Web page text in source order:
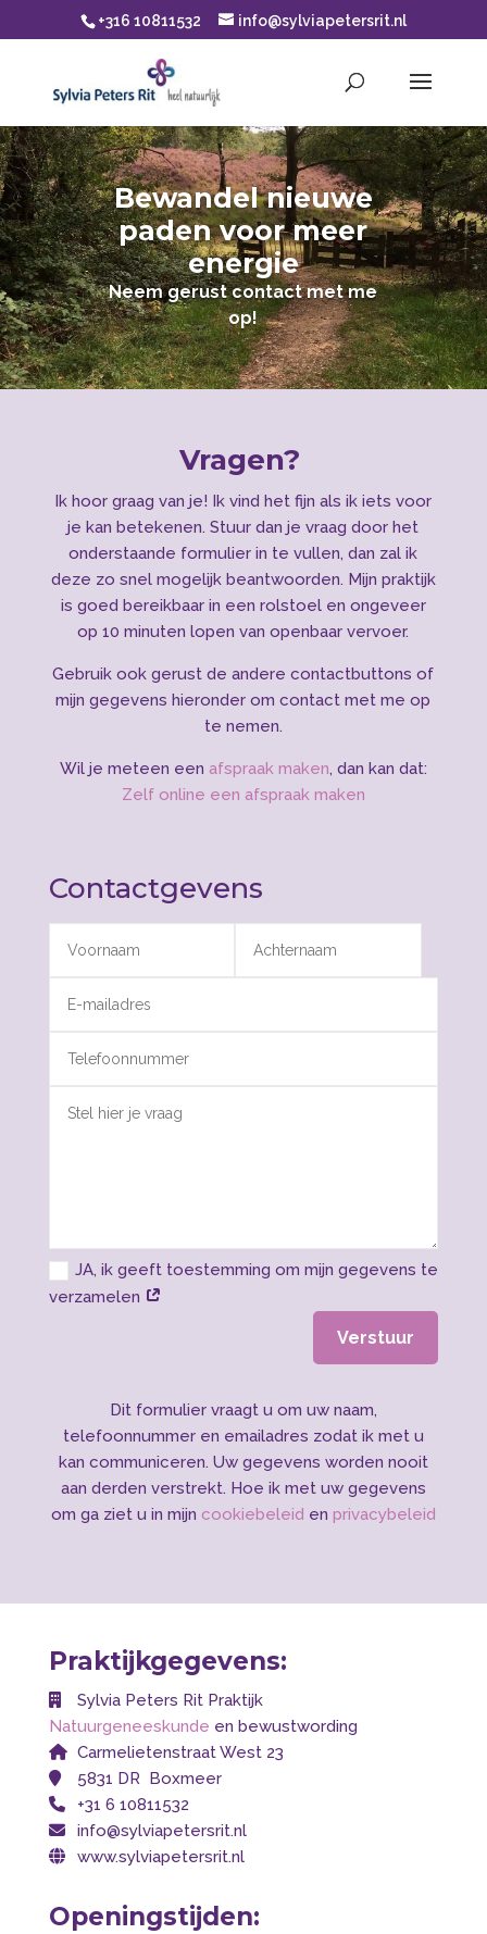
+316 10811532 info@sylviapetersrit.nl
Bewandel nieuwe
paden voor meer
energie
Neem gerust contact met me
op!
Vragen?
Ik hoor graag van je! Ik vind het fijn als ik iets voor
je kan betekenen. Stuur dan je vraag door het
onderstaande formulier in te vullen, dan zal ik
deze zo snel mogelijk beantwoorden. Mijn praktijk
is goed bereikbaar in een rolstoel en ongeveer
op 10 minuten lopen van openbaar vervoer.
Gebruik ook gerust de andere contactbuttons of
mijn gegevens hieronder om contact met me op
te nemen.
Wil je meteen een afspraak maken, dan kan dat:
Zelf online een afspraak maken
Contactgevens
JA, ik geeft toestemming om mijn gegevens te
verzamelen
Verstuur
Dit formulier vraagt u om uw naam,
telefoonnummer en emailadres zodat ik met u
kan communiceren. Uw gegevens worden nooit
aan derden verstrekt. Hoe ik met uw gegevens
om ga ziet u in mijn cookiebeleid en privacybeleid
Praktijkgegevens:
Sylvia Peters Rit Praktijk
Natuurgeneeskunde en bewustwording
Carmelietenstraat West 23
5831 DR Boxmeer
+31 6 10811532
info@sylviapetersrit.nl
www.sylviapetersrit.nl
Openingstijden: